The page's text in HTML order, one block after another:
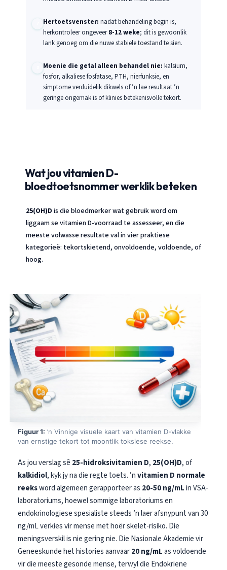
Hertoetsvenster: nadat behandeling begin is,
herkontroleer ongeveer8-12 weke; dit is gewoonlik
lank genoeg om die nuwe stabiele toestand te sien.
Moenie die getal alleen behandel nie: kalsium,
fosfor, alkaliese fosfatase, PTH, nierfunksie, en
simptome verduidelik dikwels of ’n lae resultaat ’n
geringe ongemak is of klinies betekenisvolle tekort.
Wat jou vitamien D-
bloedtoetsnommer werklik beteken
25(OH)D is die bloedmerker wat gebruik word om
liggaam se vitamien D-voorraad te assesseer, en die
meeste volwasse resultate val in vier praktiese
kategorieë: tekortskietend, onvoldoende, voldoende, of
hoog.
Figuur 1: ’n Vinnige visuele kaart van vitamien D-vlakke
van ernstige tekort tot moontlik toksiese reekse.
As jou verslag sê 25-hidroksivitamien D, 25(OH)D, of
kalkidiol, kyk jy na die regte toets. ’nvitamien D normale
reeksword algemeen gerapporteer as 20-50 ng/mLin VSA-
laboratoriums, hoewel sommige laboratoriums en
endokrinologiese spesialiste steeds ’n laer afsnypunt van 30
ng/mL verkies vir mense met hoër skelet-risiko. Die
meningsverskil is nie gering nie. Die Nasionale Akademie vir
Geneeskunde het histories aanvaar20 ng/mLas voldoende
vir die meeste gesonde mense, terwyl die Endokriene